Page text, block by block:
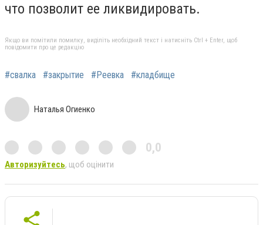
что позволит ее ликвидировать.
Якщо ви помітили помилку, виділіть необхідний текст і натисніть Ctrl + Enter, щоб
повідомити про це редакцію
#свалка #закрытие #Реевка #кладбище
Наталья Огиенко
0,0
Авторизуйтесь, щоб оцінити